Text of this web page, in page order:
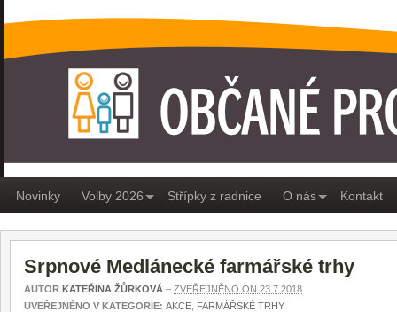
OBČANÉ PRO MEDLÁNKY
Novinky Volby 2026 Střípky z radnice O nás Kontakt
Srpnové Medlánecké farmářské trhy
AUTOR KATEŘINA ŽŮRKOVÁ – ZVEŘEJNĚNO ON 23.7.2018
UVEŘEJNĚNO V KATEGORIE: AKCE FARMÁŘSKÉ TRHY